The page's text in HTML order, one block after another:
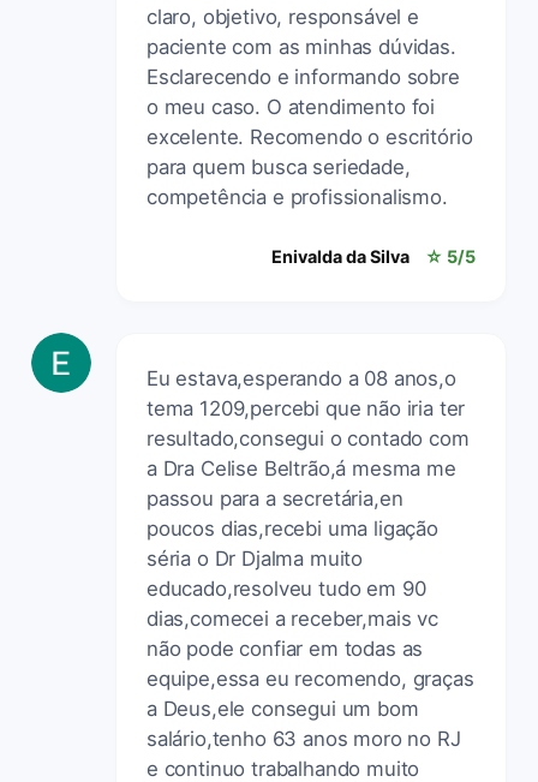
claro, objetivo, responsável e
paciente com as minhas dúvidas.
Esclarecendo e informando sobre
o meu caso. O atendimento foi
excelente. Recomendo o escritório
para quem busca seriedade,
competência e profissionalismo.
Enivalda da Silva ☆ 5/5
Eu estava,esperando a 08 anos,o
tema 1209,percebi que não iria ter
resultado,consegui o contado com
a Dra Celise Beltrão,á mesma me
passou para a secretária,en
poucos dias,recebi uma ligação
séria o Dr Djalma muito
educado,resolveu tudo em 90
dias,comecei a receber,mais vc
não pode confiar em todas as
equipe,essa eu recomendo, graças
a Deus,ele consegui um bom
salário,tenho 63 anos moro no RJ
e continuo trabalhando muito